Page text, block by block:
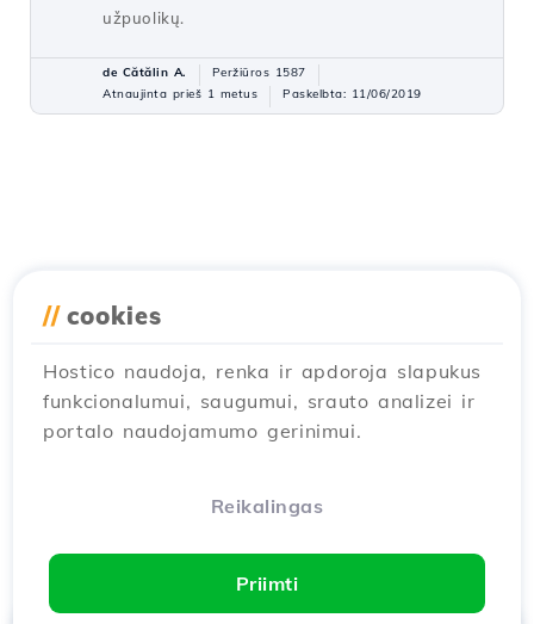
užpuolikų.
de Cătălin A.
Peržiūros 1587
Atnaujinta prieš 1 metus
Paskelbta: 11/06/2019
// cookies
Hostico naudoja, renka ir apdoroja slapukus
funkcionalumui, saugumui, srauto analizei ir
portalo naudojamumo gerinimui.
Reikalingas
Priimti